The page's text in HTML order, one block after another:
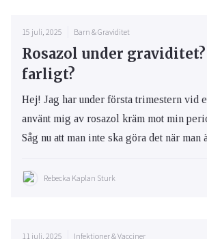
15 juli, 2025 Barn & Graviditet
Rosazol under
farligt?
Hej! Jag har under första trimestern vid
använt mig av rosazol kräm mot min
Såg nu att man inte ska göra det när man
Rebecka Kaplan Sturk
11 juli, 2025 Infektioner & Vacciner